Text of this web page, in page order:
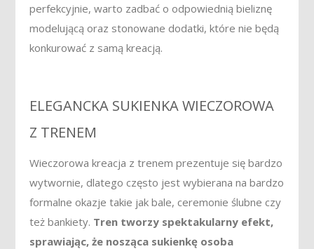
perfekcyjnie, warto zadbać o odpowiednią bieliznę
modelującą oraz stonowane dodatki, które nie będą
konkurować z samą kreacją.
ELEGANCKA SUKIENKA WIECZOROWA
Z TRENEM
Wieczorowa kreacja z trenem prezentuje się bardzo
wytwornie, dlatego często jest wybierana na bardzo
formalne okazje takie jak bale, ceremonie ślubne czy
też bankiety. Tren tworzy spektakularny efekt,
sprawiając, że nosząca sukienkę osoba